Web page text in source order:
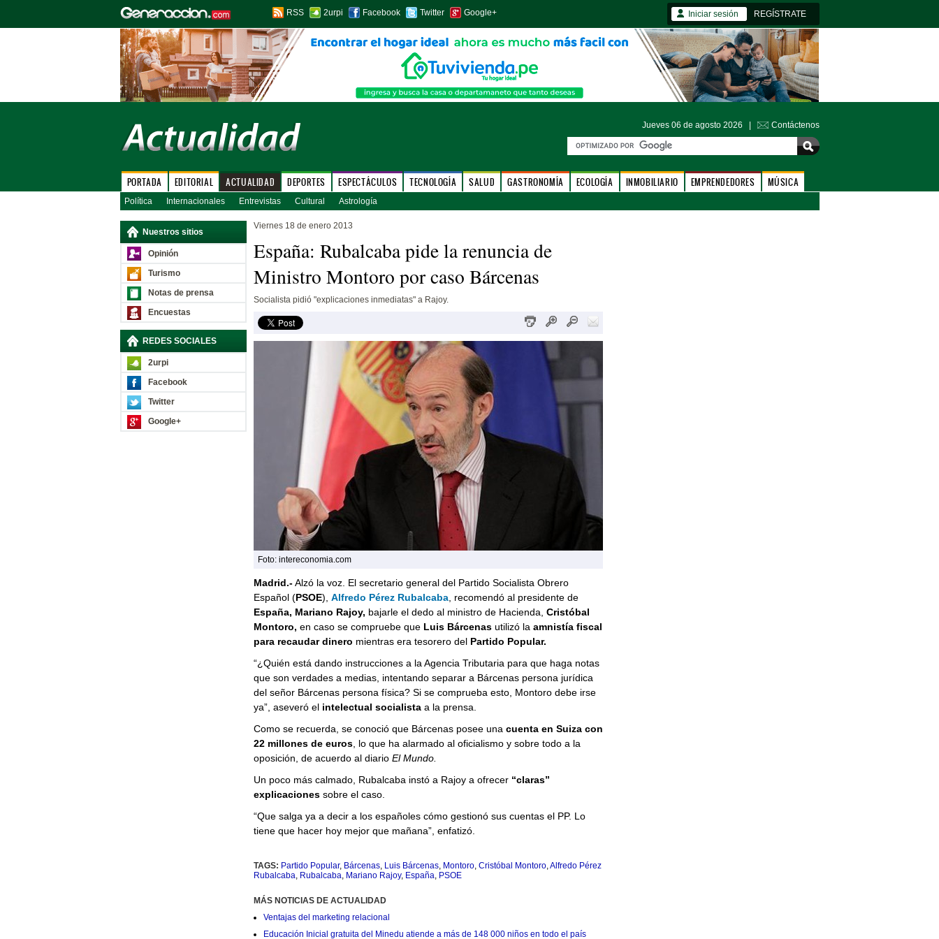
RSS 2urpi Facebook Twitter Google+ Iniciar sesión REGÍSTRATE
Jueves 06 de agosto 2026 | Contáctenos
PORTADA EDITORIAL ACTUALIDAD DEPORTES ESPECTÁCULOS TECNOLOGÍA SALUD GASTRONOMÍA ECOLOGÍA INMOBILIARIO EMPRENDEDORES MÚSICA
Política Internacionales Entrevistas Cultural Astrología
Nuestros sitios
Opinión
Turismo
Notas de prensa
Encuestas
REDES SOCIALES
2urpi
Facebook
Twitter
Google+
Viernes 18 de enero 2013
España: Rubalcaba pide la renuncia de
Ministro Montoro por caso Bárcenas
Socialista pidió "explicaciones inmediatas" a Rajoy.
Foto: intereconomia.com
Madrid.-Alzó la voz. El secretario general del Partido Socialista Obrero
Español (PSOE), Alfredo Pérez Rubalcaba, recomendó al presidente de
España, Mariano Rajoy, bajarle el dedo al ministro de Hacienda, Cristóbal
Montoro, en caso se compruebe que Luis Bárcenasutilizó la amnistía fiscal
para recaudar dinero mientras era tesorero del Partido Popular.
“¿Quién está dando instrucciones a la Agencia Tributaria para que haga notas
que son verdades a medias, intentando separar a Bárcenas persona jurídica
del señor Bárcenas persona física? Si se comprueba esto, Montoro debe irse
ya”, aseveró elintelectual socialistaa la prensa.
Como se recuerda, se conoció que Bárcenas posee una cuenta en Suiza con
22 millones de euros, lo que ha alarmado al oficialismo y sobre todo a la
oposición, de acuerdo al diario El Mundo.
Un poco más calmado, Rubalcaba instó a Rajoy a ofrecer “claras”
explicacionessobre el caso.
“Que salga ya a decir a los españoles cómo gestionó sus cuentas el PP. Lo
tiene que hacer hoy mejor que mañana”, enfatizó.
TAGS: Partido Popular, Bárcenas, Luis Bárcenas, Montoro, Cristóbal Montoro,Alfredo Pérez
Rubalcaba, Rubalcaba, Mariano Rajoy, España, PSOE
MÁS NOTICIAS DE ACTUALIDAD
Ventajas del marketing relacional
Educación Inicial gratuita del Minedu atiende a más de 148 000 niños en todo el país